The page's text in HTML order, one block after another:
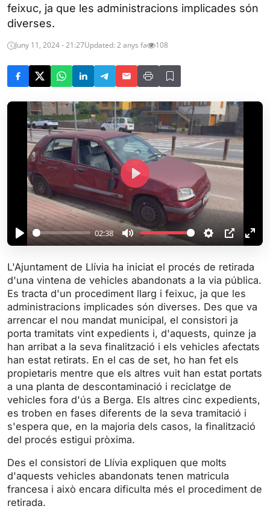
feixuc, ja que les administracions implicades són
diverses.
Juny 11, 2024 - 21:27Updated: 2 anys fa 108
P
l
a
y
02:38
M
u
e
S
e
t
i
n
g
s
P
P
E
t
r
u
l
s
c
e
P
y
L'Ajuntament de Llívia ha iniciat el procés de retirada
d'una vintena de vehicles abandonats a la via pública.
Es tracta d'un procediment llarg i feixuc, ja que les
administracions implicades són diverses. Des que va
arrencar el nou mandat municipal, el consistori ja
porta tramitats vint expedients i, d'aquests, quinze ja
han arribat a la seva finalització i els vehicles afectats
han estat retirats. En el cas de set, ho han fet els
propietaris mentre que els altres vuit han estat portats
a una planta de descontaminació i reciclatge de
vehicles fora d'ús a Berga. Els altres cinc expedients,
es troben en fases diferents de la seva tramitació i
s'espera que, en la majoria dels casos, la finalització
del procés estigui pròxima.
Des el consistori de Llívia expliquen que molts
d'aquests vehicles abandonats tenen matricula
francesa i això encara dificulta més el procediment de
retirada.